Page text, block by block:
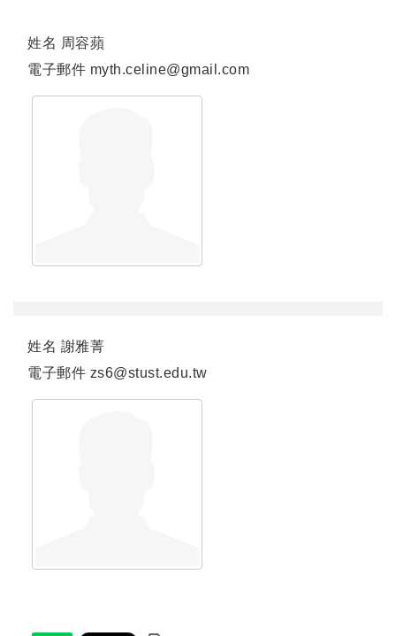
姓名 周容蘋
電子郵件 myth.celine@gmail.com
姓名 謝雅菁
電子郵件 zs6@stust.edu.tw